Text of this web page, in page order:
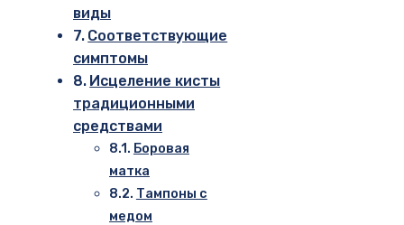
виды
Соответствующие
симптомы
Исцеление кисты
традиционными
средствами
Боровая
матка
Тампоны с
медом